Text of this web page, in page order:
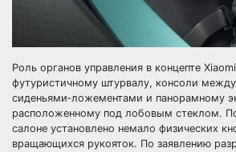
Роль органов управления в концепте
футуристичному штурвалу, консоли между
сиденьями‑ложементами и панорамному
расположенному под лобовым стеклом.
салоне установлено немало физических
вращающихся рукояток. По заявлению